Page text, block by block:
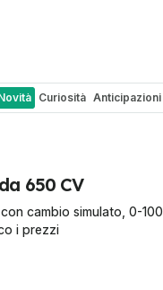
Curiosità Anticipazioni
650 CV
cambio simulato, 0-100
i prezzi